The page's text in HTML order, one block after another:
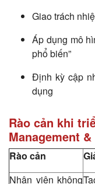
Giao trách
Áp dụng mô
phổ biến”
Định kỳ cập
dụng
Rào cản khi
Management
Rào cản
Nhân viên không